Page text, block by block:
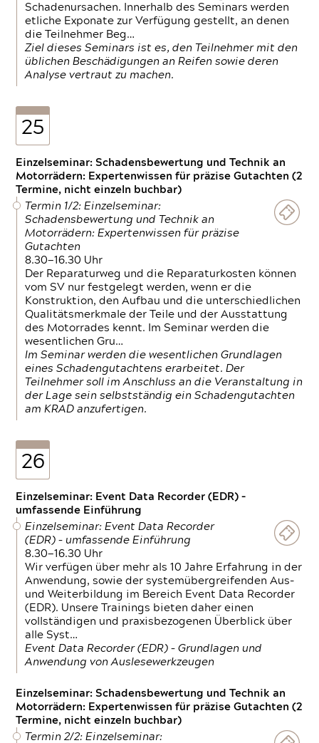
Schadenursachen. Innerhalb des Seminars werden
etliche Exponate zur Verfügung gestellt, an denen
die Teilnehmer Beg…
Ziel dieses Seminars ist es, den Teilnehmer mit den
üblichen Beschädigungen an Reifen sowie deren
Analyse vertraut zu machen.
25
Einzelseminar: Schadensbewertung und Technik an
Motorrädern: Expertenwissen für präzise Gutachten (2
Termine, nicht einzeln buchbar)
Termin 1/2: Einzelseminar:
Schadensbewertung und Technik an
Motorrädern: Expertenwissen für präzise
Gutachten
8.30—16.30 Uhr
Der Reparaturweg und die Reparaturkosten können
vom SV nur festgelegt werden, wenn er die
Konstruktion, den Aufbau und die unterschiedlichen
Qualitätsmerkmale der Teile und der Ausstattung
des Motorrades kennt. Im Seminar werden die
wesentlichen Gru…
Im Seminar werden die wesentlichen Grundlagen
eines Schadengutachtens erarbeitet. Der
Teilnehmer soll im Anschluss an die Veranstaltung in
der Lage sein selbstständig ein Schadengutachten
am KRAD anzufertigen.
26
Einzelseminar: Event Data Recorder (EDR) –
umfassende Einführung
Einzelseminar: Event Data Recorder
(EDR) – umfassende Einführung
8.30—16.30 Uhr
Wir verfügen über mehr als 10 Jahre Erfahrung in der
Anwendung, sowie der systemübergreifenden Aus-
und Weiterbildung im Bereich Event Data Recorder
(EDR). Unsere Trainings bieten daher einen
vollständigen und praxisbezogenen Überblick über
alle Syst…
Event Data Recorder (EDR) – Grundlagen und
Anwendung von Auslesewerkzeugen
Einzelseminar: Schadensbewertung und Technik an
Motorrädern: Expertenwissen für präzise Gutachten (2
Termine, nicht einzeln buchbar)
Termin 2/2: Einzelseminar: